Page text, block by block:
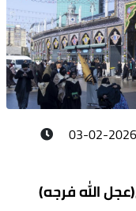
2026-02-03
الله فرجه)